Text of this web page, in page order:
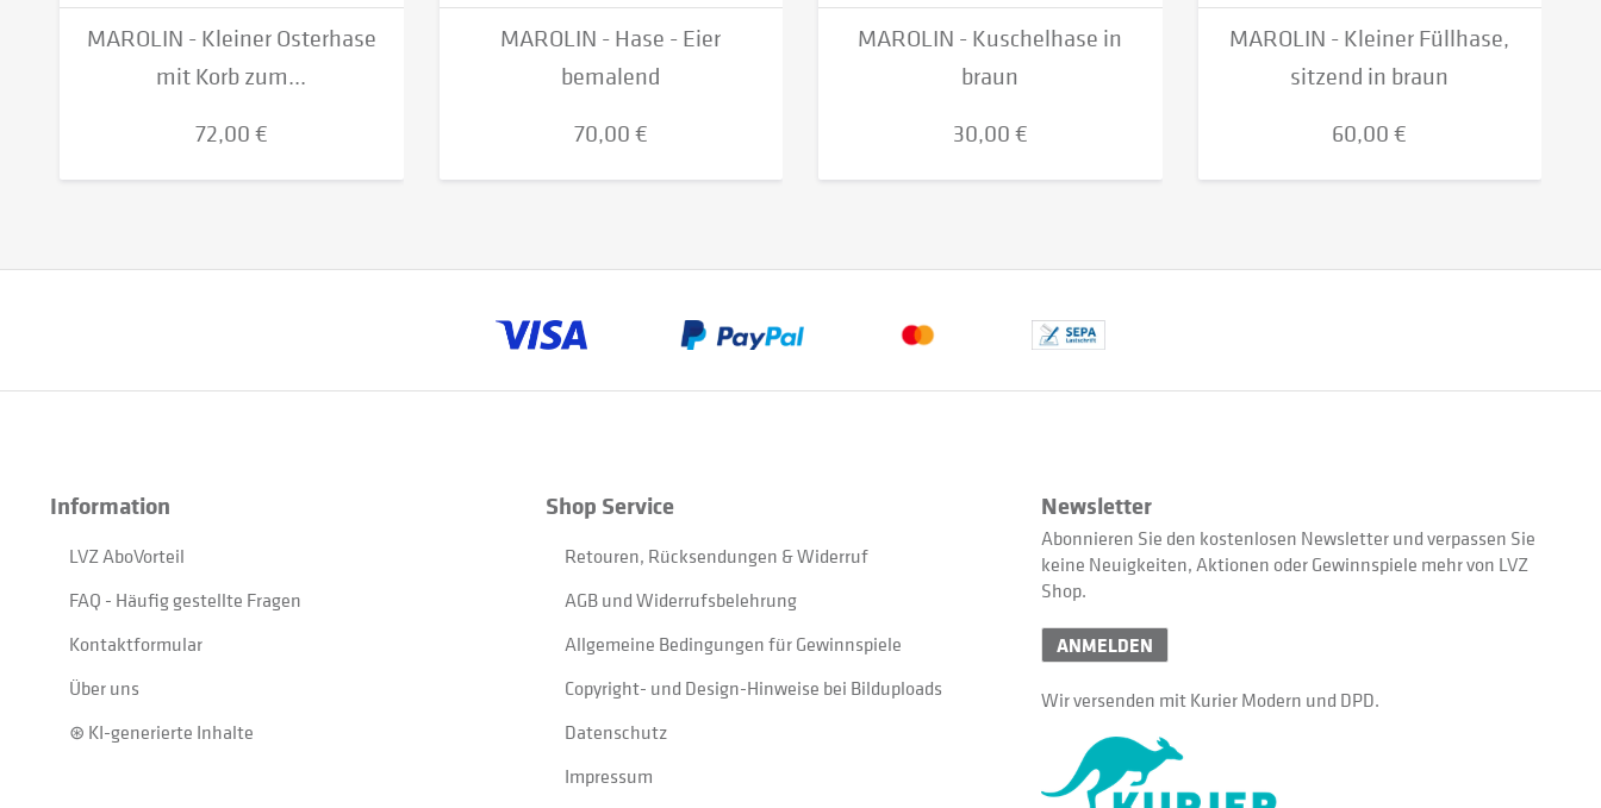
MAROLIN - Kleiner Osterhase
mit Korb zum...
72,00 €
MAROLIN - Hase - Eier
bemalend
70,00 €
MAROLIN - Kuschelhase in
braun
30,00 €
MAROLIN - Kleiner Füllhase,
sitzend in braun
60,00 €
Information
LVZ AboVorteil
FAQ - Häufig gestellte Fragen
Kontaktformular
Über uns
⊛ KI-generierte Inhalte
Shop Service
Retouren, Rücksendungen & Widerruf
AGB und Widerrufsbelehrung
Allgemeine Bedingungen für Gewinnspiele
Copyright- und Design-Hinweise bei Bilduploads
Datenschutz
Impressum
Newsletter
Abonnieren Sie den kostenlosen Newsletter und verpassen Sie
keine Neuigkeiten, Aktionen oder Gewinnspiele mehr von LVZ
Shop.
ANMELDEN
Wir versenden mit Kurier Modern und DPD.